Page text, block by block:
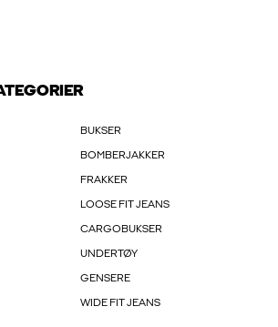
BUKSER
BOMBERJAKKER
FRAKKER
LOOSE FIT JEANS
CARGOBUKSER
UNDERTØY
GENSERE
WIDE FIT JEANS